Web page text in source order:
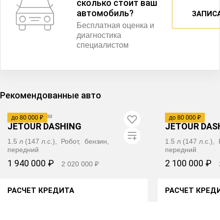
сколько стоит ваш
автомобиль?
Бесплатная оценка и
диагностика
специалистом
Рекомендованные авто
до 80 000 ₽
2024· 6 700 км
JETOUR DASHING
1.5 л (147 л.с.), Робот, бензин,
передний
1 940 000 ₽ 2 020 000 ₽
РАСЧЕТ КРЕДИТА
до 80 000 ₽
2026· 123 км
JETOUR
1.5 л (147 л.с.),
передний
2 100 000 ₽
РАСЧЕТ